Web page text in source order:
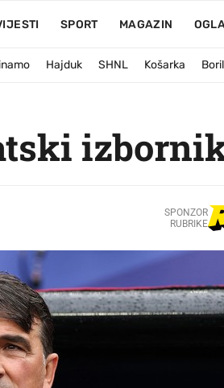
SPORT MAGAZIN
Hajduk SHNL Košarka
SPONZOR
RUBRIKE